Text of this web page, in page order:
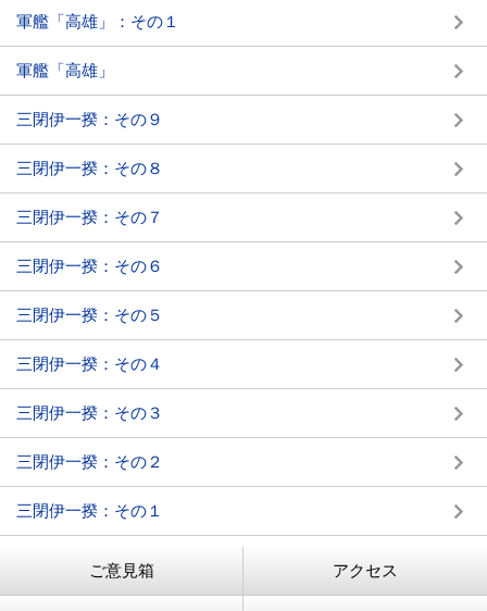
軍艦「高雄」：その１
軍艦「高雄」
三閉伊一揆：その９
三閉伊一揆：その８
三閉伊一揆：その７
三閉伊一揆：その６
三閉伊一揆：その５
三閉伊一揆：その４
三閉伊一揆：その３
三閉伊一揆：その２
三閉伊一揆：その１
ご意見箱 アクセス